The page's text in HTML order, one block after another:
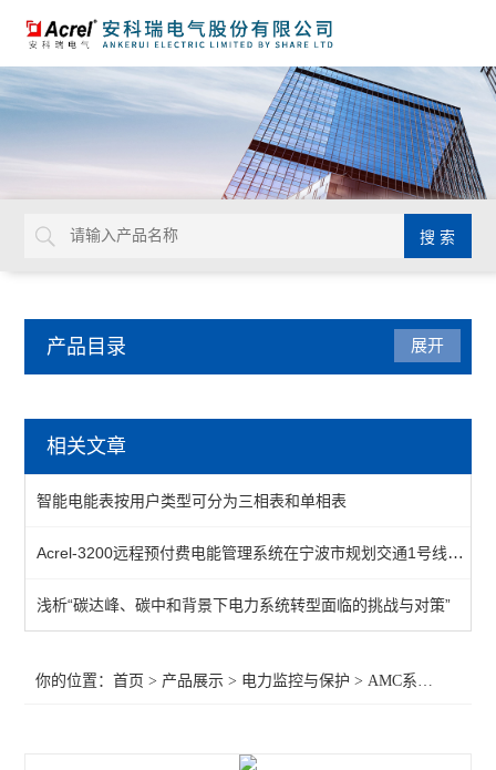
产品目录
防雷装置
频率电压紧急控制装置
备自投
剩余电流
展开
相关文章
智能电能表按用户类型可分为三相表和单相表
Acrel-3200远程预付费电能管理系统在宁波市规划交通1号线的应用
浅析“碳达峰、碳中和背景下电力系统转型面临的挑战与对策”
你的位置：首页 > 产品展示 > 电力监控与保护 >AMC系列电测仪表